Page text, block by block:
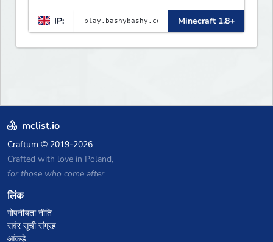
IP:
Minecraft 1.8+
mclist.io
Craftum © 2019-2026
Crafted with love in Poland,
for those who come after
लिंक
गोपनीयता नीति
सर्वर सूची संग्रह
आंकड़े